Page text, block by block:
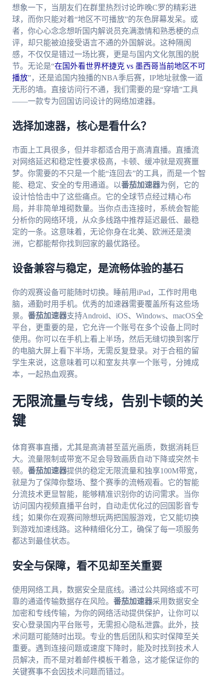
想象一下，当朋友们在群里热烈讨论昨晚C罗的精彩进
球，而你只能对着“地区不可播放”的灰色屏幕发呆。或
者，你心心念念想听国内解说员充满激情和熟悉梗的点
评，却只能被迫接受语言不通的外国解说。这种隔阂
感，不仅仅是错过一场比赛，更是与国内文化氛围的脱
节。无论是“在国外看世界杯捷克 vs 墨西哥当前地区不可
播放”，还是追国内独播的NBA季后赛，IP地址就像一道
无形的墙。直接访问行不通，我们需要的是“穿墙”工具
——一款专为回国访问设计的网络加速器。
选择加速器，核心是看什么？
市面上工具很多，但并非都适合用于高清直播。直播流
对网络延迟和稳定性要求极高，卡顿、缓冲就是观赛噩
梦。你需要的不只是一个能“连回去”的工具，而是一个智
能、稳定、安全的专用通道。以番茄加速器为例，它的
设计恰恰击中了这些痛点。它的全球节点经过精心布
局，并非简单堆砌数量。当你点击连接时，系统会智能
分析你的网络环境，从众多线路中推荐延迟最低、最稳
定的一条。这意味着，无论你身在北美、欧洲还是澳
洲，它都能帮你找到回家的最优路径。
设备兼容与稳定，是流畅体验的基石
你的观赛设备可能随时切换。睡前用iPad，工作时用电
脑，通勤时用手机。优秀的加速器需要覆盖所有这些场
景。 番茄加速器支持Android、iOS、Windows、macOS全
平台，更重要的是，它允许一个账号在多个设备上同时
使用。你可以在手机上看上半场，然后无缝切换到客厅
的电脑大屏上看下半场，无需反复登录。对于合租的留
学生来说，这意味着可以和室友共享一个账号，分摊成
本，一起热血观赛。
无限流量与专线，告别卡顿的关
键
体育赛事直播，尤其是高清甚至蓝光画质，数据消耗巨
大。流量限制或带宽不足会导致画质自动下降或突然卡
顿。 番茄加速器提供的稳定无限流量和独享100M带宽，
就是为了保障你整场、整个赛季的流畅观看。它的智能
分流技术更显智能，能够精准识别你的访问需求。当你
访问国内视频直播平台时，自动走优化过的回国影音专
线；如果你在观赛间隙想玩两把国服游戏，它又能切换
到游戏加速线路。这种精细化分工，确保了每一项服务
都达到最佳状态。
安全与保障，看不见却至关重要
使用网络工具，数据安全是底线。通过公共网络或不可
靠的通道传输数据存在风险。 番茄加速器采用数据安全
加密和专线传输，为你的网络活动提供保护，让你可以
安心登录国内平台账号，无需担心隐私泄露。此外，技
术问题可能随时出现。专业的售后团队和实时保障至关
重要。遇到连接问题或速度下降时，能及时找到技术人
员解决，而不是对着邮件模板干着急，这才能保证你的
关键赛事不会因技术问题而错过。